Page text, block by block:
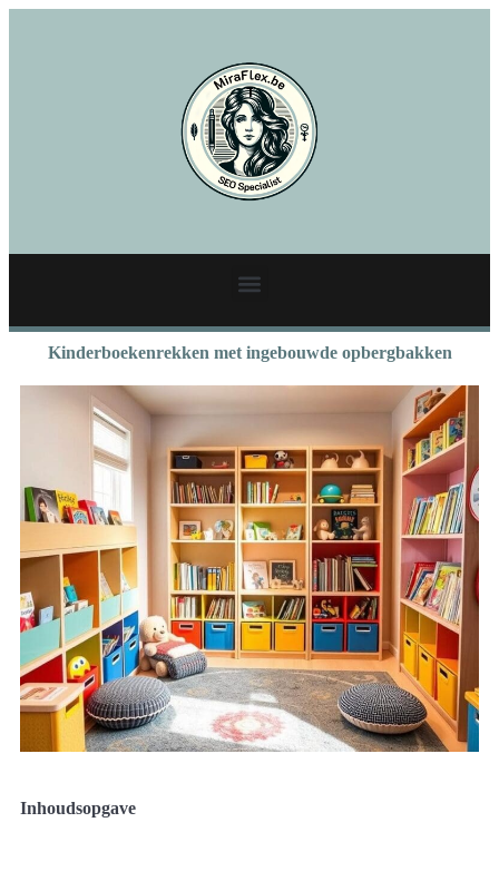
Kinderboekenrekken met ingebouwde opbergbakken
Inhoudsopgave